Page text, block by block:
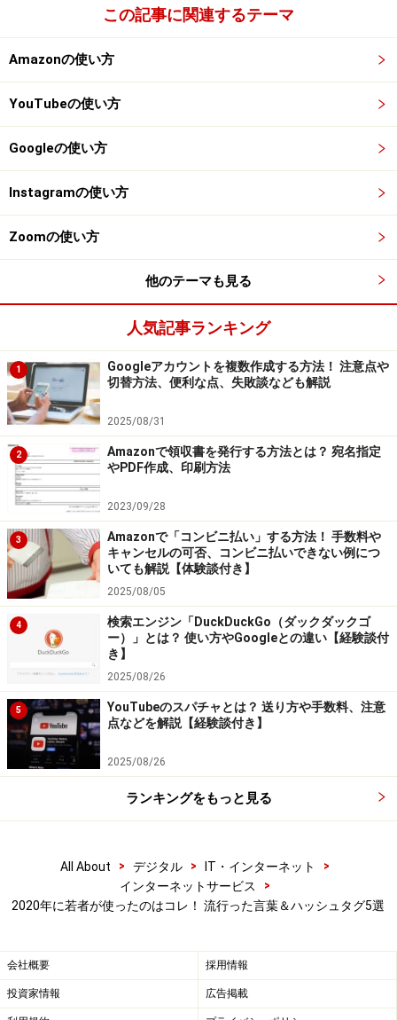
地雷を踏むと大変なことになります。そのイメージで、
触れると嫌な気持ちになるもの、交流すると面倒になる
える人を「あの人、地雷っぽい」と言ったり、「地雷
女」と呼んだりします。悪口とも言える言葉ですが、今
が病んでいるように見えるメイクを「地雷メイク」と呼
び、そのメイク法がYouTubeで拡散、真似をした人もた
くさんいました。人気の自撮りアプリ「SNOW」にも地
雷メイクのスタンプが登場し、地雷メイクをしたかのよ
うな顔で撮影を楽しみました。
また、地雷メイクにピンクと黒の服装、厚底靴を履くス
タイルを「量産型オタク」と呼びます。2000年代に大流
行した姫ギャルの2020代版だそうです。一方、「量産型
女子」は、どこにでもいそうなファッションやヘアメイ
クをしている人を指し、花柄の服や巻き髪など甘めのフ
ァッションを指すことが多いです。「量産型」も今年の
流行ワードに入っています。
「○○しか勝たん」
「推し（好きなアイドルや芸能人など）」の名前を先頭
に入れ、「○○が最高」という意味で使います。「○○しか
勝つ者はいない」を省略した言葉です。ハッシュタグと
して使いやすいこともあり、「○○」部分に彼氏の名前を
入れたり、好きなスイーツの名前を入れたりして使う人
もいます。
この記事に関連するテーマ
Amazonの使い方
YouTubeの使い方
Googleの使い方
Instagramの使い方
Zoomの使い方
他のテーマも見る
人気記事ランキング
1
Googleアカウントを複数作成する方法！ 注意点や
切替方法、便利な点、失敗談なども解説
2025/08/31
2
Amazonで領収書を発行する方法とは？ 宛名指定
やPDF作成、印刷方法
2023/09/28
3
Amazonで「コンビニ払い」する方法！ 手数料や
キャンセルの可否、コンビニ払いできない例につ
いても解説【体験談付き】
2025/08/05
4
検索エンジン「DuckDuckGo（ダックダックゴ
ー）」とは？ 使い方やGoogleとの違い【経験談付
き】
2025/08/26
5
YouTubeのスパチャとは？ 送り方や手数料、注意
点などを解説【経験談付き】
2025/08/26
ランキングをもっと見る
All About > デジタル > IT・インターネット
>
インターネットサービス
>
2020年に若者が使ったのはコレ！ 流行った言葉＆ハッシュタグ5選
会社概要 採用情報
投資家情報 広告掲載